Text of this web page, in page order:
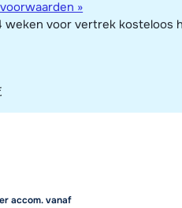
»
weken voor vertrek kosteloos
accom. vanaf